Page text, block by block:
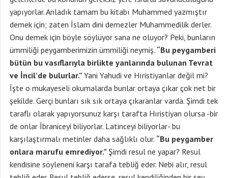
yapıyorlar. Anladık tamam bu kitabı Muhammed yazmıştır
demek için; zaten İslam dini demezler Muhammedilik derler.
Onu demek için böyle söylüyor sana ne oluyor? Peki, bunların
ümmiliği peygamberimizin ümmiliği neymiş. “Bu peygamberi
bütün bu vasıflarıyla birlikte yanlarında bulunan Tevrat
ve İncil’de bulurlar.” Yani Yahudi ve Hıristiyanlar değil mi?
İşte o mukayeseli okumalarda bunlar ortaya çıkar çok net bir
şekilde. Gerçi bunları sık sık ortaya çıkaranlar varda. Şimdi tek
taraflı olarak yapıyorsunuz karşı tarafta Hıristiyan olursa -bir
de onlar İbraniceyi biliyorlar. Latinceyi biliyorlar- bu
karşılaştırmalı metinler daha sağlıklı olur. “Bu peygamber
onlara marufu emrediyor.” Şimdi resul ne yapar? Resul
kendisine söyleneni karşı tarafa tebliğ eder. Nebi alır, resul